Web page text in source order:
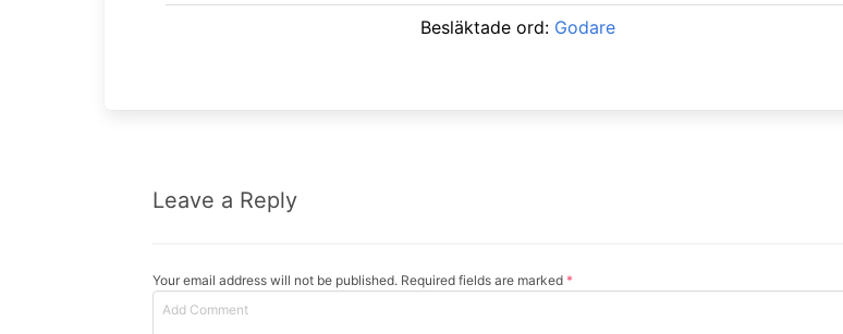
Besläktade ord: Godare
Leave a Reply
Your email address will not be published. Required fields are marked *